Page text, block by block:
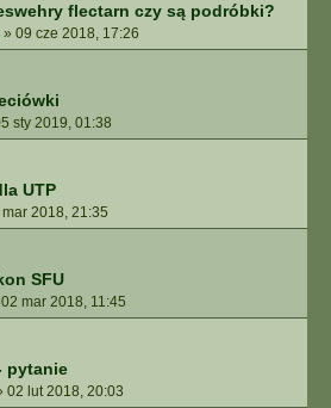
flectarn czy są podróbki?
» 09 cze 2018, 17:26
sty 2019, 01:38
UTP
2018, 21:35
SFU
02 mar 2018, 11:45
pytanie
02 lut 2018, 20:03